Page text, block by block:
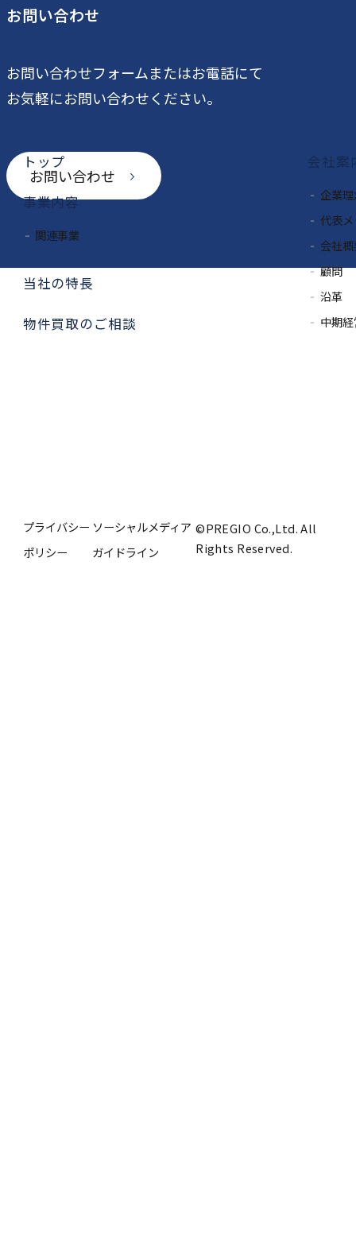
お問い合わせ
お問い合わせフォームまたはお電話にて
お気軽にお問い合わせください。
お問い合わせ
トップ
事業内容
関連事業
当社の特長
物件買取のご相談
会社案
企業
代表
会社
顧問
沿革
中期
プライバシー
ポリシー
ソーシャルメディア
ガイドライン
©PREGIO Co.,Ltd. All
Rights Reserved.